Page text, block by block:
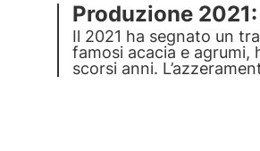
Produzione
Il 2021 ha segnato un
famosi acacia e agrumi,
scorsi anni.